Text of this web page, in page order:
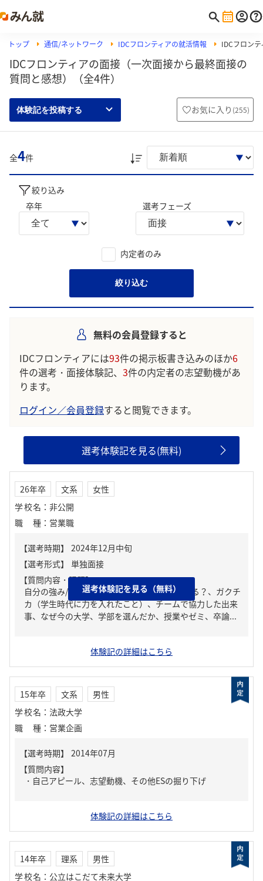
トップ 通信/ネットワーク IDCフロンティアの就活情報 IDCフロン
IDCフロンティアの面接（一次面接から最終面接の
質問と感想）（全4件）
体験記を投稿する お気に入り (255)
全4件
絞り込み
卒年
選考フェーズ
内定者のみ
絞り込む
無料の会員登録すると
IDCフロンティアには93件の掲示板書き込みのほか6
件の選考・面接体験記、 3件の内定者の志望動機があ
ります。
ログイン／会員登録すると閲覧できます。
選考体験記を見る(無料)
26年卒 文系
女性
学校名 ： 非公開
職種 ： 営業職
【質問内容・課題】
自分の強み/弱み、周りからどんな人といわれる？、ガクチ
カ（学生時代に力を入れたこと）、チームで協力した出来
事、なぜ今の大学、学部を選んだか、授業やゼミ、卒論...
選考体験記を見る（無料）
体験記の詳細はこちら
15年卒 文系
男性
学校名 ： 法政大学
職種 ： 営業企画
【質問内容】
・自己アピール、志望動機、その他ESの掘り下げ
体験記の詳細はこちら
14年卒 理系
男性
学校名 ： 公立はこだて未来大学